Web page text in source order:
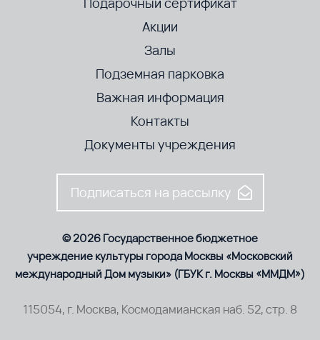
Акции
Залы
Подземная парковка
Важная информация
Контакты
Документы учреждения
Подписаться на рассылку
© 2026 Государственное бюджетное
учреждение культуры города Москвы «Московский
международный Дом музыки» (ГБУК г. Москвы «ММДМ»)
115054, г. Москва, Космодамианская наб. 52, стр. 8